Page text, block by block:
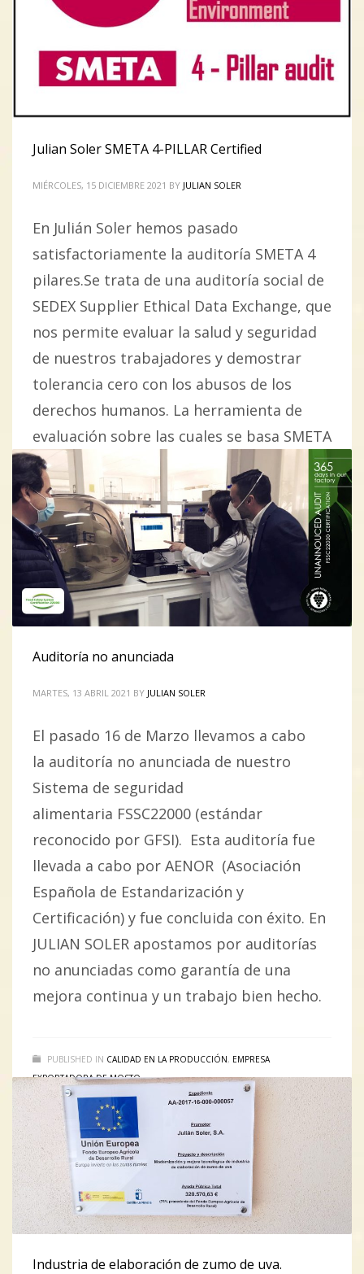
Julian Soler SMETA 4-PILLAR Certified
MIÉRCOLES, 15 DICIEMBRE 2021 BY JULIAN SOLER
En Julián Soler hemos pasado
satisfactoriamente la auditoría SMETA 4
pilares.Se trata de una auditoría social de
SEDEX Supplier Ethical Data Exchange, que
nos permite evaluar la salud y seguridad
de nuestros trabajadores y demostrar
tolerancia cero con los abusos de los
derechos humanos. La herramienta de
evaluación sobre las cuales se basa SMETA
son las
PUBLISHED IN CALIDAD EN LA PRODUCCIÓN
Auditoría no anunciada
MARTES, 13 ABRIL 2021 BY JULIAN SOLER
El pasado 16 de Marzo llevamos a cabo
la auditoría no anunciada de nuestro
Sistema de seguridad
alimentaria FSSC22000 (estándar
reconocido por GFSI). Esta auditoría fue
llevada a cabo por AENOR (Asociación
Española de Estandarización y
Certificación) y fue concluida con éxito. En
JULIAN SOLER apostamos por auditorías
no anunciadas como garantía de una
mejora continua y un trabajo bien hecho.
PUBLISHED IN CALIDAD EN LA PRODUCCIÓN, EMPRESA
EXPORTADORA DE MOSTO
Industria de elaboración de zumo de uva.